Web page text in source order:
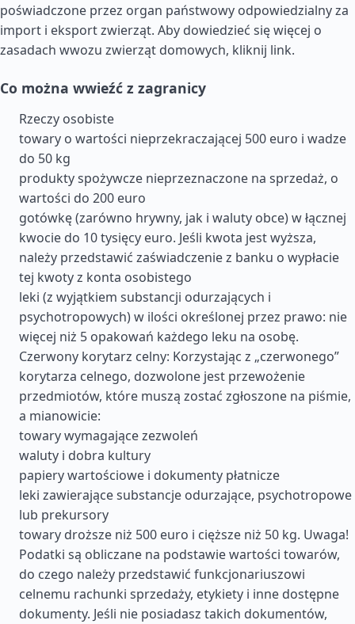
poświadczone przez organ państwowy odpowiedzialny za
import i eksport zwierząt. Aby dowiedzieć się więcej o
zasadach wwozu zwierząt domowych, kliknij link.
Co można wwieźć z zagranicy
Rzeczy osobiste
towary o wartości nieprzekraczającej 500 euro i wadze
do 50 kg
produkty spożywcze nieprzeznaczone na sprzedaż, o
wartości do 200 euro
gotówkę (zarówno hrywny, jak i waluty obce) w łącznej
kwocie do 10 tysięcy euro. Jeśli kwota jest wyższa,
należy przedstawić zaświadczenie z banku o wypłacie
tej kwoty z konta osobistego
leki (z wyjątkiem substancji odurzających i
psychotropowych) w ilości określonej przez prawo: nie
więcej niż 5 opakowań każdego leku na osobę.
Czerwony korytarz celny: Korzystając z „czerwonego”
korytarza celnego, dozwolone jest przewożenie
przedmiotów, które muszą zostać zgłoszone na piśmie,
a mianowicie:
towary wymagające zezwoleń
waluty i dobra kultury
papiery wartościowe i dokumenty płatnicze
leki zawierające substancje odurzające, psychotropowe
lub prekursory
towary droższe niż 500 euro i cięższe niż 50 kg. Uwaga!
Podatki są obliczane na podstawie wartości towarów,
do czego należy przedstawić funkcjonariuszowi
celnemu rachunki sprzedaży, etykiety i inne dostępne
dokumenty. Jeśli nie posiadasz takich dokumentów,